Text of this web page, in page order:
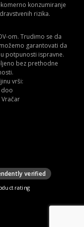
konzumiranje
rizika.
om. Trudimo se da
garantovati da
potpunosti ispravne.
bez prethodne
vrši:
doo
verified
rating